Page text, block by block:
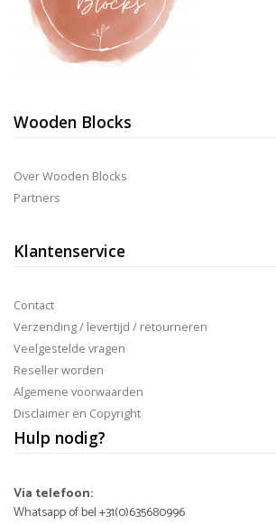
Wooden Blocks
Over Wooden Blocks
Partners
Klantenservice
Contact
Verzending / levertijd / retourneren
Veelgestelde vragen
Reseller worden
Algemene voorwaarden
Disclaimer en Copyright
Hulp nodig?
Via telefoon:
Whatsapp of bel +31(0)635680996